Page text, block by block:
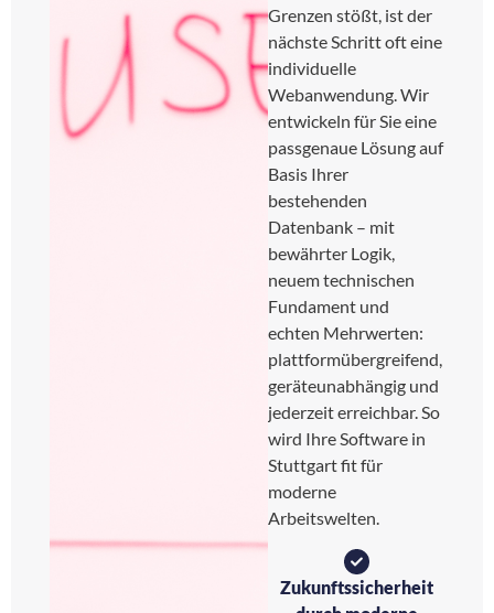
Grenzen stößt, ist der
nächste Schritt oft eine
individuelle
Webanwendung. Wir
entwickeln für Sie eine
passgenaue Lösung auf
Basis Ihrer
bestehenden
Datenbank – mit
bewährter Logik,
neuem technischen
Fundament und
echten Mehrwerten:
plattformübergreifend,
geräteunabhängig und
jederzeit erreichbar. So
wird Ihre Software in
Stuttgart fit für
moderne
Arbeitswelten.
Zukunftssicherheit